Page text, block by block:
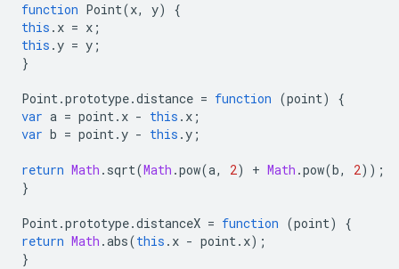
function Point(x, y)
{
this . x = x ;
this .y = y ;
}
Point.prototype.distance = function (point)
{
var a = point. x - this . x ;
var b = point.y - this .y ;
return Math . sqrt(Math .pow(a, 2) + Math .pow(b, 2));
}
Point.prototype.distanceX = function (point)
{
return Math .abs(this . x - point. x);
}